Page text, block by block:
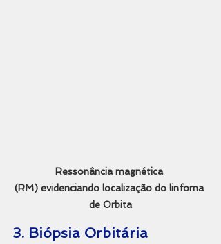
Ressonância magnética
(RM) evidenciando localização do linfoma
de Orbita
3. Biópsia Orbitária